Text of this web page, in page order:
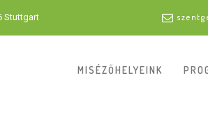
Stuttgart
MISÉZŐHELYEINK